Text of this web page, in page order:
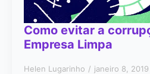
Como evitar a
Empresa Limpa
Helen Lugarinho janeiro 8, 2019